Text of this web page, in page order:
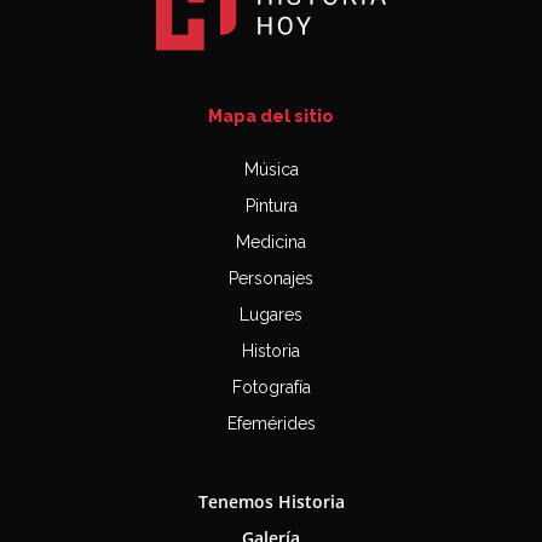
Mapa del sitio
Música
Pintura
Medicina
Personajes
Lugares
Historia
Fotografía
Efemérides
Tenemos Historia